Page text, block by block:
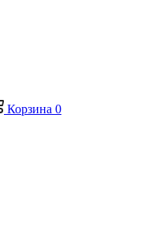
Корзина 0